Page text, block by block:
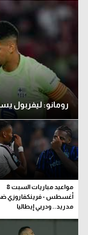
رومانو: ليفربول
مواعيد مباريات السبت 8
أغسطس - فرينكفاروزي ضد
مدريد.. ودربي إيطاليا